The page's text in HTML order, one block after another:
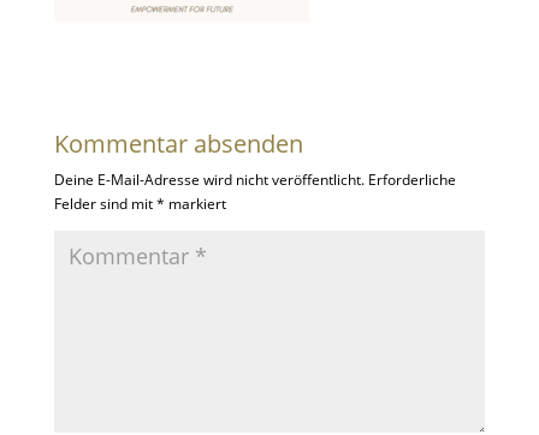
Kommentar absenden
Deine E-Mail-Adresse wird nicht veröffentlicht. Erforderliche
Felder sind mit* markiert